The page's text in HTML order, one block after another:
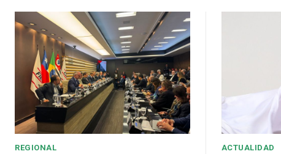
REGIONAL ACTUALIDAD